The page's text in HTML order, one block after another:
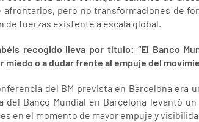
afrontarlos, pero no transformaciones de
de fuerzas existente a escala global.
recogido lleva por título: “El Banco
miedo o a dudar frente al empuje del
del BM prevista en Barcelona era
Banco Mundial en Barcelona levantó
en el momento de mayor empuje y